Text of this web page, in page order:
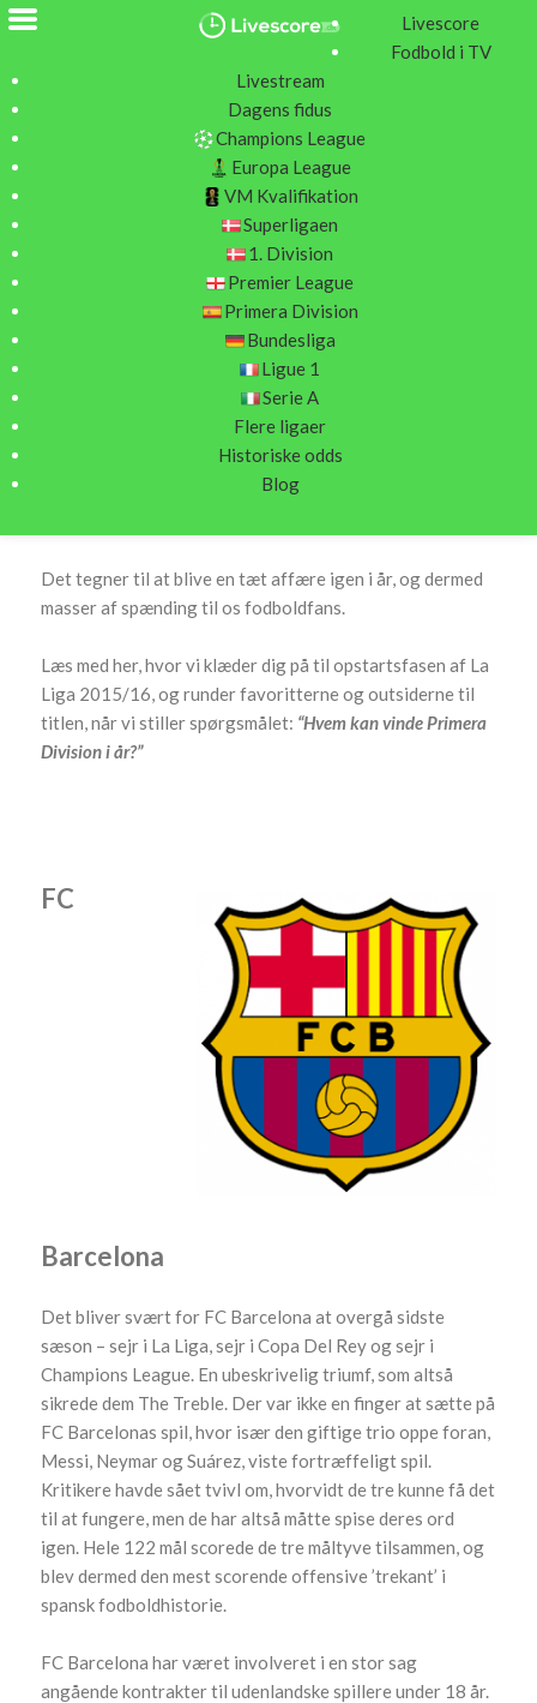
Livescore
Fodbold i TV
Livestream
Dagens fidus
Champions League
Europa League
VM Kvalifikation
Superligaen
1. Division
Premier League
Primera Division
Bundesliga
Ligue 1
Serie A
Flere ligaer
Historiske odds
Blog
La Liga optakt – Hvem kan
vinde Primera Division
Den 85. udgave af Primera Division (populært kaldet “La
Liga”) starter d. 22 august med Barcelona som regerende
mestre. Sidste år blev en tæt affære i guldkampen, hvor
FC Barcelona endte med at tage det længste strå – blot 2
Det tegner til at blive en tæt affære igen i år, og dermed
masser af spænding til os fodboldfans.
Læs med her, hvor vi klæder dig på til opstartsfasen af La
Liga 2015/16, og runder favoritterne og outsiderne til
titlen, når vi stiller spørgsmålet: “Hvem kan vinde Primera
Division i år?”
FC
Barcelona
Det bliver svært for FC Barcelona at overgå sidste
sæson – sejr i La Liga, sejr i Copa Del Rey og sejr i
Champions League. En ubeskrivelig triumf, som altså
sikrede dem The Treble. Der var ikke en finger at sætte på
FC Barcelonas spil, hvor især den giftige trio oppe foran,
Messi, Neymar og Suárez, viste fortræffeligt spil.
Kritikere havde sået tvivl om, hvorvidt de tre kunne få det
til at fungere, men de har altså måtte spise deres ord
igen. Hele 122 mål scorede de tre måltyve tilsammen, og
blev dermed den mest scorende offensive ’trekant’ i
spansk fodboldhistorie.
FC Barcelona har været involveret i en stor sag
angående kontrakter til udenlandske spillere under 18 år.